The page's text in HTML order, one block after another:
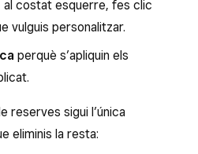
al costat esquerre, fes clic
vulguis personalitzar.
perquè s’apliquin els
reserves sigui l’única
eliminis la resta: